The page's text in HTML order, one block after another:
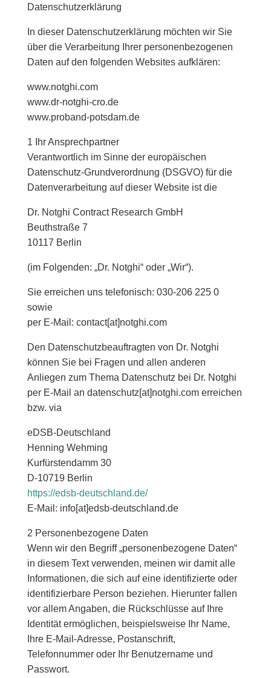
Datenschutzerklärung
In dieser Datenschutzerklärung möchten wir Sie
über die Verarbeitung Ihrer personenbezogenen
Daten auf den folgenden Websites aufklären:
www.notghi.com
www.dr-notghi-cro.de
www.proband-potsdam.de
1 Ihr Ansprechpartner
Verantwortlich im Sinne der europäischen
Datenschutz-Grundverordnung (DSGVO) für die
Datenverarbeitung auf dieser Website ist die
Dr. Notghi Contract Research GmbH
Beuthstraße 7
10117 Berlin
(im Folgenden: „Dr. Notghi“ oder „Wir“).
Sie erreichen uns telefonisch: 030-206 225 0
sowie
per E-Mail: contact[at]notghi.com
Den Datenschutzbeauftragten von Dr. Notghi
können Sie bei Fragen und allen anderen
Anliegen zum Thema Datenschutz bei Dr. Notghi
per E-Mail an datenschutz[at]notghi.com erreichen
bzw. via
eDSB-Deutschland
Henning Wehming
Kurfürstendamm 30
D-10719 Berlin
https://edsb-deutschland.de/
E-Mail: info[at]edsb-deutschland.de
2 Personenbezogene Daten
Wenn wir den Begriff „personenbezogene Daten“
in diesem Text verwenden, meinen wir damit alle
Informationen, die sich auf eine identifizierte oder
identifizierbare Person beziehen. Hierunter fallen
vor allem Angaben, die Rückschlüsse auf Ihre
Identität ermöglichen, beispielsweise Ihr Name,
Ihre E-Mail-Adresse, Postanschrift,
Telefonnummer oder Ihr Benutzername und
Passwort.